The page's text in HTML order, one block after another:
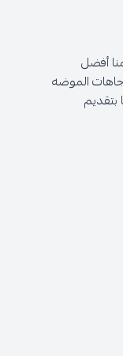
أفضل
الموضه
بتقديم